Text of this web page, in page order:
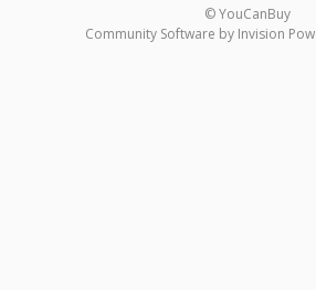
© YouCanBuy
Community Software by Invision